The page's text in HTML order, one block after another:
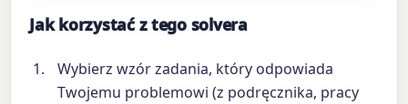
Jak korzystać z tego solvera
Wybierz wzór zadania, który odpowiada
Twojemu problemowi (z podręcznika, pracy